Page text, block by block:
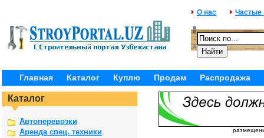
О нас Частые
Главная Каталог Куплю Продам Распродажа
Каталог
Автоперевозки
Аренда спец. техники